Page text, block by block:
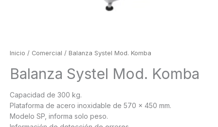
Inicio / Comercial / Balanza Systel Mod. Komba
Balanza Systel Mod. Komba
Capacidad de 300 kg.
Plataforma de acero inoxidable de 570 x 450 mm.
Modelo SP, informa solo peso.